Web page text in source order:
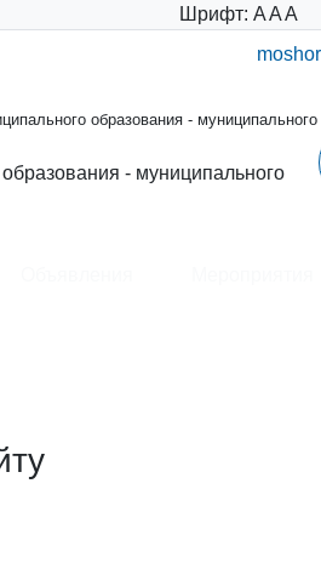
Шрифт: A A A
образования - муниципального
- муниципального